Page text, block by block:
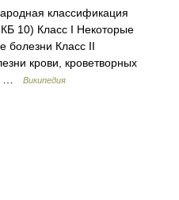
классификация
10) Класс I Некоторые
болезни Класс II
крови, кроветворных
…
Википедия